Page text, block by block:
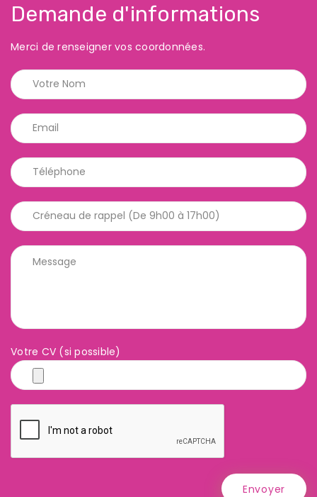
Demande d'informations
Merci de renseigner vos coordonnées.
Votre CV (si possible)
Envoyer